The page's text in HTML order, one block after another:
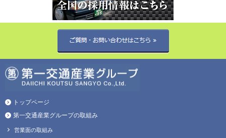
トップページ
第一交通産業グループの取組み
営業面の取組み